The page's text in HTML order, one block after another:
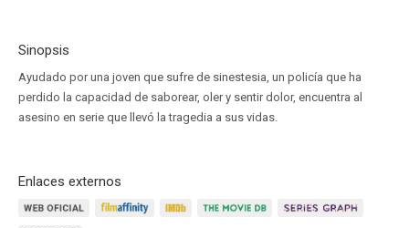
Sinopsis
Ayudado por una joven que sufre de sinestesia, un policía que ha
perdido la capacidad de saborear, oler y sentir dolor, encuentra al
asesino en serie que llevó la tragedia a sus vidas.
Enlaces externos